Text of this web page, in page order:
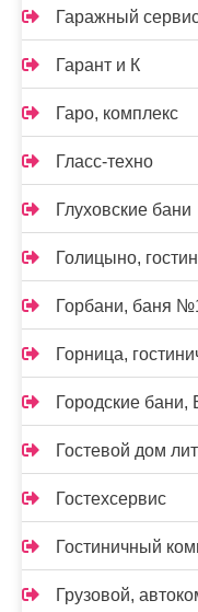
Гаражный
Гарант и К
Гаро, комплекс
Гласс-техно
Глуховские бани
Голицыно,
Горбани, баня
Горница,
Городские
Гостевой дом
Гостехсервис
Гостиничный
Грузовой,